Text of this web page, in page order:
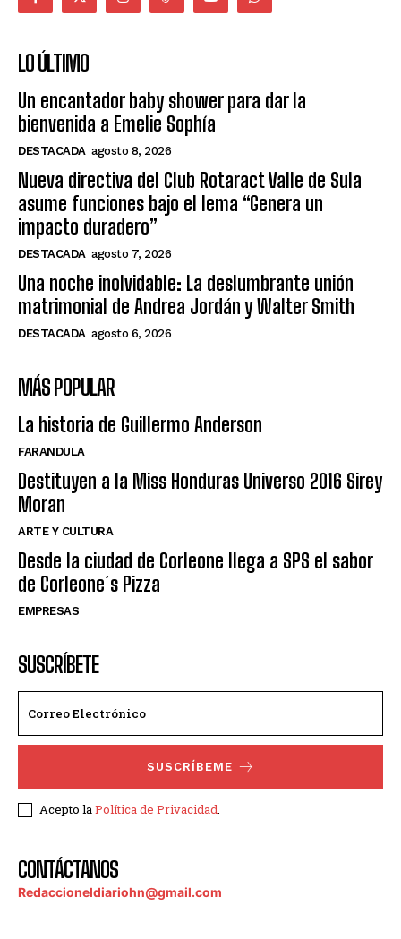
LO ÚLTIMO
Un encantador baby shower para dar la
bienvenida a Emelie Sophía
DESTACADA agosto 8, 2026
Nueva directiva del Club Rotaract Valle de Sula
asume funciones bajo el lema “Genera un
impacto duradero”
DESTACADA agosto 7, 2026
Una noche inolvidable: La deslumbrante unión
matrimonial de Andrea Jordán y Walter Smith
DESTACADA agosto 6, 2026
MÁS POPULAR
La historia de Guillermo Anderson
FARANDULA
Destituyen a la Miss Honduras Universo 2016 Sirey
Moran
ARTE Y CULTURA
Desde la ciudad de Corleone llega a SPS el sabor
de Corleone´s Pizza
EMPRESAS
SUSCRÍBETE
SUSCRÍBEME
Acepto laPolítica de Privacidad.
CONTÁCTANOS
Redaccioneldiariohn@gmail.com